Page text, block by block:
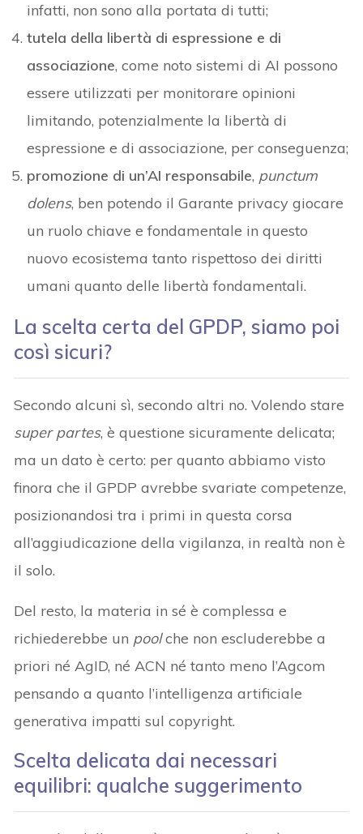
infatti, non sono alla portata di tutti;
tutela della libertà di espressione e di
associazione, come noto sistemi di AI possono
essere utilizzati per monitorare opinioni
limitando, potenzialmente la libertà di
espressione e di associazione, per conseguenza;
promozione di un’AI responsabile, punctum
dolens, ben potendo il Garante privacy giocare
un ruolo chiave e fondamentale in questo
nuovo ecosistema tanto rispettoso dei diritti
umani quanto delle libertà fondamentali.
La scelta certa del GPDP, siamo poi
così sicuri?
Secondo alcuni sì, secondo altri no. Volendo stare
super partes, è questione sicuramente delicata;
ma un dato è certo: per quanto abbiamo visto
finora che il GPDP avrebbe svariate competenze,
posizionandosi tra i primi in questa corsa
all’aggiudicazione della vigilanza, in realtà non è
il solo.
Del resto, la materia in sé è complessa e
richiederebbe un poolche non escluderebbe a
priori né AgID, né ACN né tanto meno l’Agcom
pensando a quanto l’intelligenza artificiale
generativa impatti sul copyright.
Scelta delicata dai necessari
equilibri: qualche suggerimento